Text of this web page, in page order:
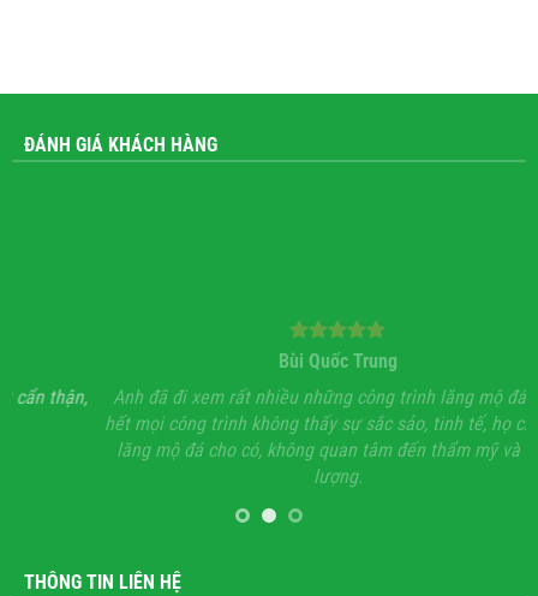
ĐÁNH GIÁ KHÁCH HÀNG
Bùi Quốc Trung
Anh đã đi xem rất nhiều những công trình lăng mộ đá, hầu
hết mọi công trình không thấy sự sắc sảo, tinh tế, họ chỉ làm
lăng mộ đá cho có, không quan tâm đến thẩm mỹ và chất
THÔNG TIN LIÊN HỆ